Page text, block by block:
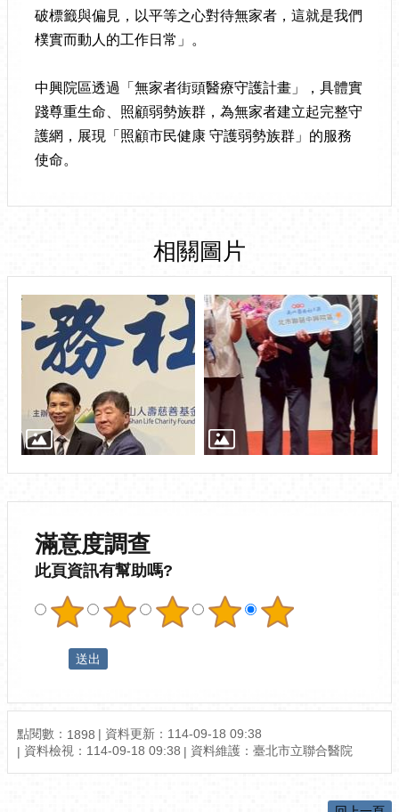
破標籤與偏見，以平等之心對待無家者，這就是我們
樸實而動人的工作日常」。
中興院區透過「無家者街頭醫療守護計畫」，具體實
踐尊重生命、照顧弱勢族群，為無家者建立起完整守
護網，展現「照顧市民健康 守護弱勢族群」的服務
使命。
相關圖片
滿意度調查
此頁資訊有幫助嗎?
點閱數： 1898
資料更新：114-09-18 09:38
資料檢視：114-09-18 09:38
資料維護：臺北市立聯合醫院